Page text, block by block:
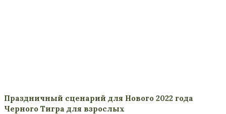
Праздничный сценарий для Нового 2022 года
Черного Тигра для взрослых